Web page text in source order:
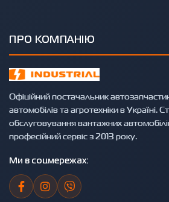
ПРО КОМПАНІЮ
Офіційний постачальник
автомобілів та агротехніки в Україні.
обслуговування вантажних
професійний сервіс з 2013 року.
Ми в соцмережах: